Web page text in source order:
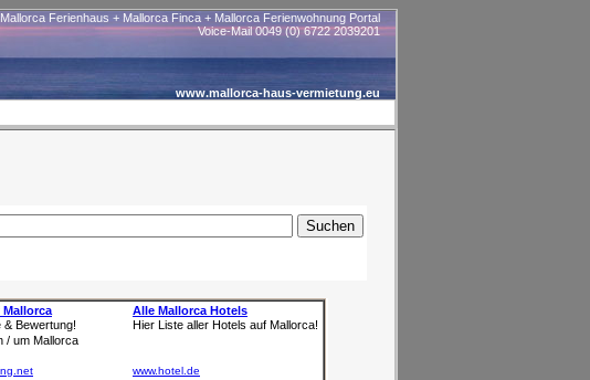
Mallorca Ferienhaus + Mallorca Finca + Mallorca Ferienwohnung Portal
Voice-Mail 0049 (0) 6722 2039201
www.mallorca-haus-vermietung.eu